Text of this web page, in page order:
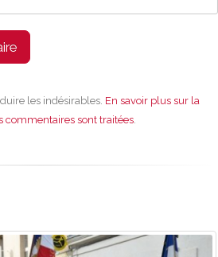
les indésirables. En savoir plus sur la
commentaires sont traitées.